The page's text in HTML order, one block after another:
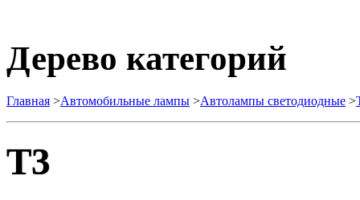
Дерево категорий
Главная >Автомобильные лампы >Автолампы светодиодные >
T3